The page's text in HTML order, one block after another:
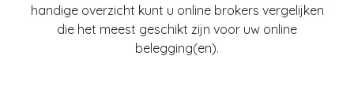
handige overzicht kunt u online brokers vergelijken
die het meest geschikt zijn voor uw online
belegging(en).